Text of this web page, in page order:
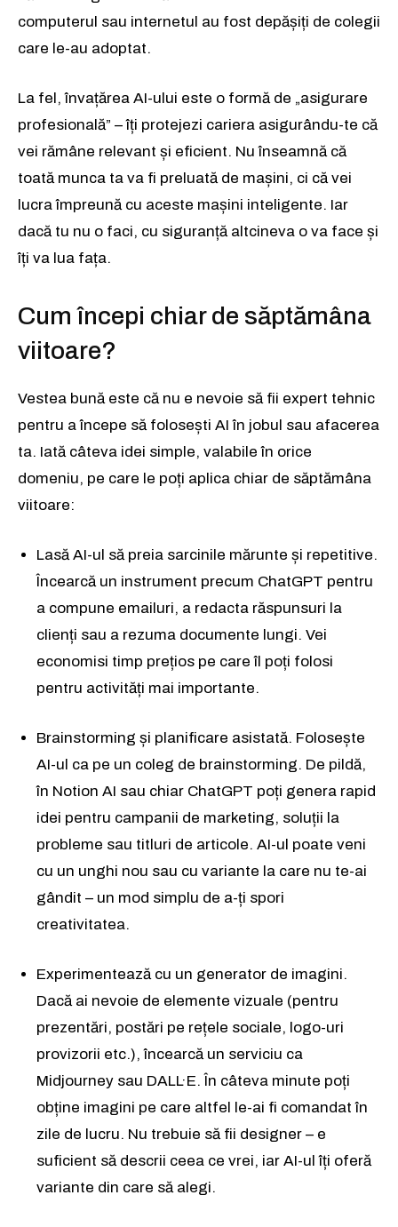
Rămâi conectat la lumea afacerilor și
a ideilor care inspiră.
Abonează-te la newsletterul The List și citește știrile altfel.
Abonează-te
Rămâi conectat la lumea afacerilor și
a ideilor care inspiră.
Abonează-te la newsletterul The List și citește știrile altfel.
Abonează-te
Rămâi conectat la lumea afacerilor și
a ideilor care inspiră.
Am citit și accept Politica de confidențialitate.
computerul sau internetul au fost depășiți de colegii
care le-au adoptat.
La fel, învațărea AI-ului este o formă de „asigurare
profesională” – îți protejezi cariera asigurându-te că
vei rămâne relevant și eficient. Nu înseamnă că
toată munca ta va fi preluată de mașini, ci că vei
lucra împreună cu aceste mașini inteligente. Iar
dacă tu nu o faci, cu siguranță altcineva o va face și
îți va lua fața.
Cum începi chiar de săptămâna
viitoare?
Vestea bună este că nu e nevoie să fii expert tehnic
pentru a începe să folosești AI în jobul sau afacerea
ta. Iată câteva idei simple, valabile în orice
domeniu, pe care le poți aplica chiar de săptămâna
viitoare:
Lasă AI-ul să preia sarcinile mărunte și repetitive.
Încearcă un instrument precum ChatGPT pentru
a compune emailuri, a redacta răspunsuri la
clienți sau a rezuma documente lungi. Vei
economisi timp prețios pe care îl poți folosi
pentru activități mai importante.
Brainstorming și planificare asistată. Folosește
AI-ul ca pe un coleg de brainstorming. De pildă,
în Notion AI sau chiar ChatGPT poți genera rapid
idei pentru campanii de marketing, soluții la
probleme sau titluri de articole. AI-ul poate veni
cu un unghi nou sau cu variante la care nu te-ai
gândit – un mod simplu de a-ți spori
creativitatea.
Experimentează cu un generator de imagini.
Dacă ai nevoie de elemente vizuale (pentru
prezentări, postări pe rețele sociale, logo-uri
provizorii etc.), încearcă un serviciu ca
Midjourney sau DALL·E. În câteva minute poți
obține imagini pe care altfel le-ai fi comandat în
zile de lucru. Nu trebuie să fii designer – e
suficient să descrii ceea ce vrei, iar AI-ul îți oferă
variante din care să alegi.